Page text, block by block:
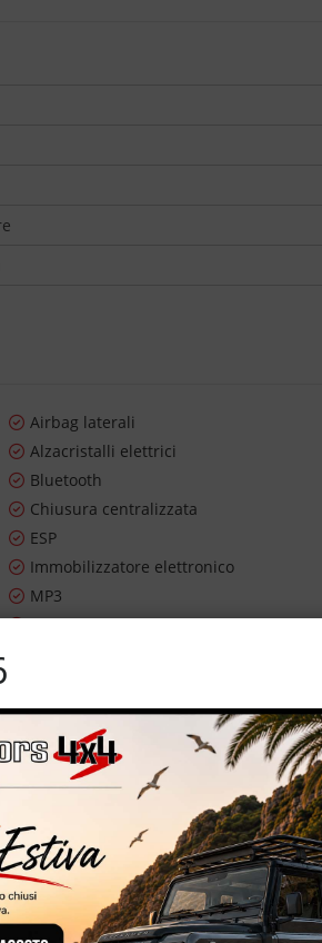
Airbag laterali
Alzacristalli elettrici
Bluetooth
Chiusura centralizzata
ESP
Immobilizzatore elettronico
MP3
Specchietti laterali elettrici
– 37.759 km certificati e garantiti –
schermo touch – specchietti elettrici
DI VAPORE, OZONO E